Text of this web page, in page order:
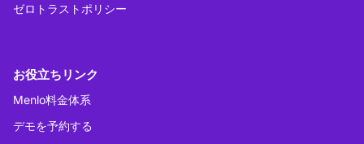
ゼロトラストポリシー
お役立ちリンク
Menlo料金体系
デモを予約する